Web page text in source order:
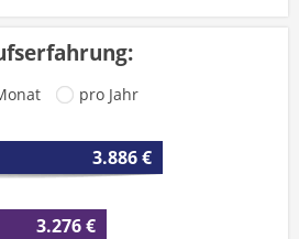
pro Jahr
3.886 €
3.276 €